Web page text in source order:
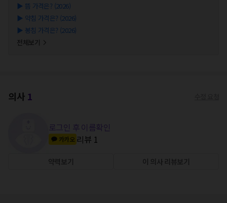
▶ 뜸 가격은? (2026)
▶ 약침 가격은? (2026)
▶ 봉침 가격은? (2026)
전체보기
의사 1
로그인 후 이름확인
카카오 리뷰 1
약력보기 이 의사 리뷰보기